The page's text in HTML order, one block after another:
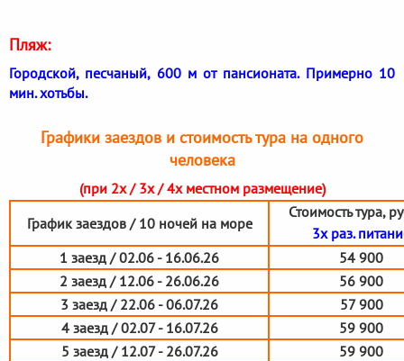
Пляж:
Городской, песчаный, 600 м от пансионата. Примерно 10
мин. хотьбы.
Графики заездов и стоимость тура на одного
человека
(при 2х / 3х / 4х местном размещение)
График заездов / 10 ночей на море
Стоимость тура,
3х раз.
1 заезд / 02.06 - 16.06.26
54 900
2 заезд / 12.06 - 26.06.26
56 900
3 заезд / 22.06 - 06.07.26
57 900
4 заезд / 02.07 - 16.07.26
59 900
5 заезд / 12.07 - 26.07.26
59 900